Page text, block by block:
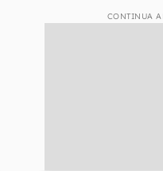
CONTINUA